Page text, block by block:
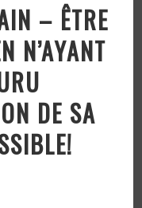
– ÊTRE
N’AYANT
DE SA